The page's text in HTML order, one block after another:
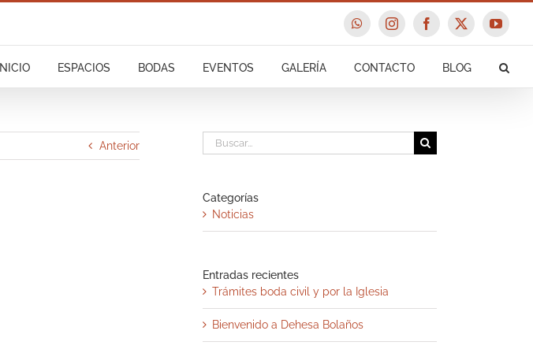
WhatsAppInstagramFacebook
X
INICIO ESPACIOS BODAS EVENTOS GALERÍA CONTACTO BLOG
Anterior
Buscar:
Categorías
Noticias
Entradas recientes
Trámites boda civil y por la Iglesia
Bienvenido a Dehesa Bolaños